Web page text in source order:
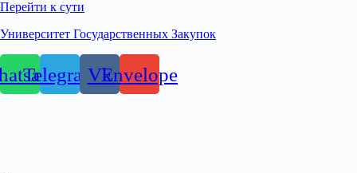
Перейти к сути
Университет Государственных Закупок
TelegramVkEnvelope